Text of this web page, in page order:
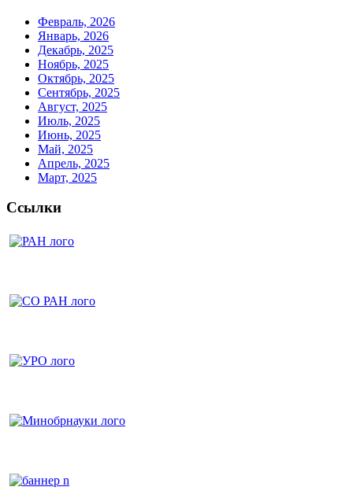
Февраль, 2026
Январь, 2026
Декабрь, 2025
Ноябрь, 2025
Октябрь, 2025
Сентябрь, 2025
Август, 2025
Июль, 2025
Июнь, 2025
Май, 2025
Апрель, 2025
Март, 2025
Ссылки